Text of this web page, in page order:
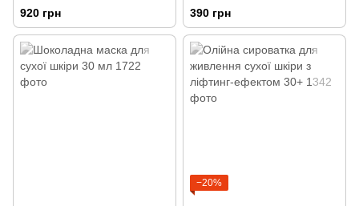
920 грн
шкіри "Троянда"
390 грн
−20%